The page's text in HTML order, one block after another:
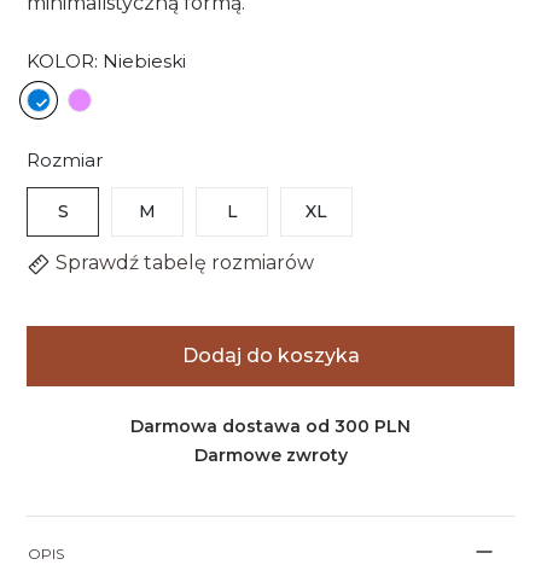
KOLOR: Niebieski
Niebieski
Rozmiar
S M L XL
Sprawdź tabelę rozmiarów
Dodaj do koszyka
Darmowa dostawa od 300 PLN
Darmowe zwroty
OPIS